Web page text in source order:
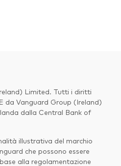
Limited. Tutti i diritti
da Vanguard Group (Ireland)
dalla Central Bank of
illustrativa del marchio
che possono essere
alla regolamentazione